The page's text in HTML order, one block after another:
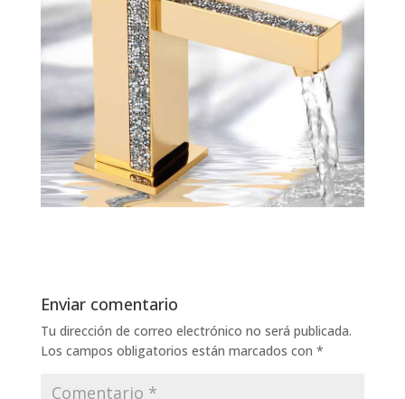
Enviar comentario
Tu dirección de correo electrónico no será publicada.
Los campos obligatorios están marcados con *